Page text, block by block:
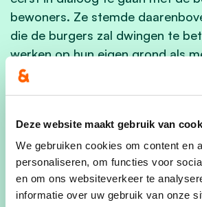
Deze website maakt gebruik van
We gebruiken cookies om content en
personaliseren, om functies voor
en om ons websiteverkeer te
informatie over uw gebruik van onze
bewoners. Ze stemde
die de burgers zal dwingen te
werken op hun eigen grond als
vrijwillig afstaat. Dat is
rooilijnplan en deze belasting,
duidelijkheid! Ik opper de
onmiddellijk over te gaan tot
rapportering van alles wat er in
wordt gerealiseerd, dat effectief